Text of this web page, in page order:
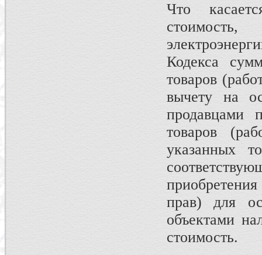
Что
Кодекса
товаров
вычету на
продавцами
товаров
указанных
прав) для
объектами
стоимость.